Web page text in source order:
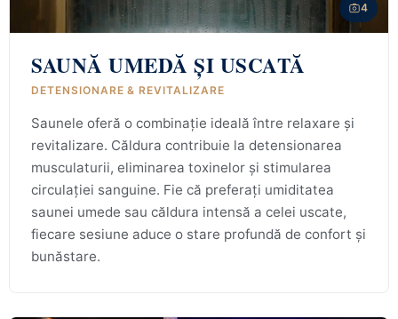
4
SAUNĂ UMEDĂ ȘI USCATĂ
DETENSIONARE & REVITALIZARE
Saunele oferă o combinație ideală între relaxare și
revitalizare. Căldura contribuie la detensionarea
musculaturii, eliminarea toxinelor și stimularea
circulației sanguine. Fie că preferați umiditatea
saunei umede sau căldura intensă a celei uscate,
fiecare sesiune aduce o stare profundă de confort și
bunăstare.